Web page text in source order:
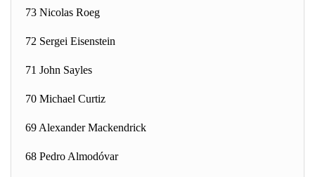
73 Nicolas Roeg
72 Sergei Eisenstein
71 John Sayles
70 Michael Curtiz
69 Alexander Mackendrick
68 Pedro Almodóvar